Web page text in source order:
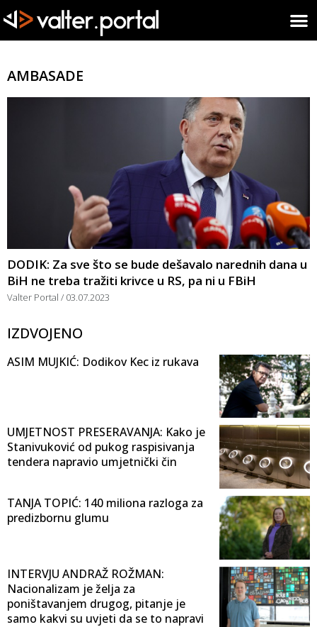
AMBASADE
DODIK: Za sve što se bude dešavalo narednih dana u
BiH ne treba tražiti krivce u RS, pa ni u FBiH
Valter Portal 03.07.2023
IZDVOJENO
ASIM MUJKIĆ: Dodikov Kec iz rukava
UMJETNOST PRESERAVANJA: Kako je
Stanivuković od pukog raspisivanja
tendera napravio umjetnički čin
TANJA TOPIĆ: 140 miliona razloga za
predizbornu glumu
INTERVJU ANDRAŽ ROŽMAN:
Nacionalizam je želja za
poništavanjem drugog, pitanje je
samo kakvi su uvjeti da se to napravi